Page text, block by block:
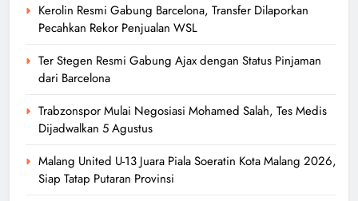
Kerolin Resmi Gabung Barcelona, Transfer Dilaporkan
Pecahkan Rekor Penjualan WSL
Ter Stegen Resmi Gabung Ajax dengan Status Pinjaman
dari Barcelona
Trabzonspor Mulai Negosiasi Mohamed Salah, Tes Medis
Dijadwalkan 5 Agustus
Malang United U-13 Juara Piala Soeratin Kota Malang 2026,
Siap Tatap Putaran Provinsi